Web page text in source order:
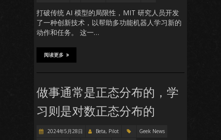
打破传统 AI 模型的局限性，MIT 研究人员开发
了一种创新技术，以帮助多功能机器人学习新的
动作和任务。 这一…
阅读更多
做事通常是正态分布的，学
习则是对数正态分布的
2024年5月28日 Beta, Pilot
Geek News